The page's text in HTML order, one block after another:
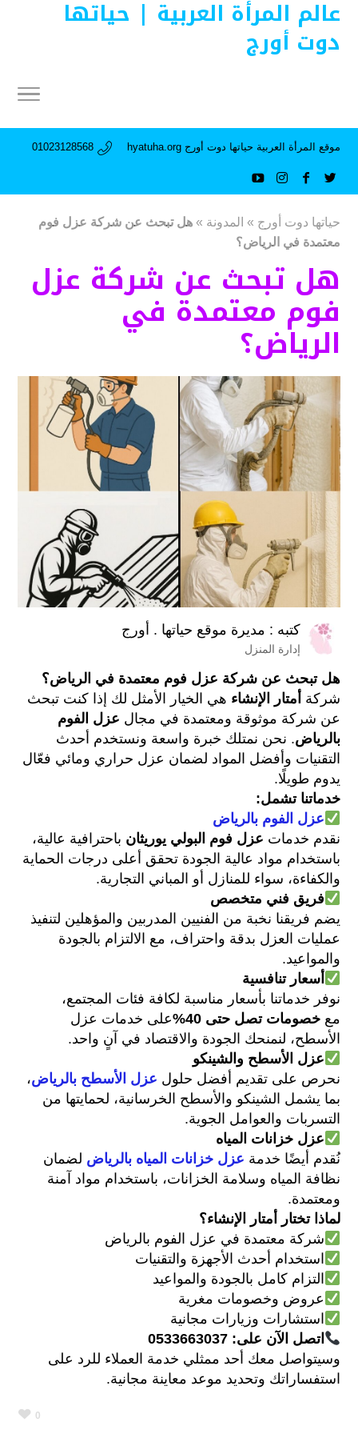
عالم المرأة العربية | حياتها
دوت أورج
موقع المرأة العربية حياتها دوت أورج hyatuha.org 01023128568
حياتها دوت أورج » المدونة » هل تبحث عن شركة عزل فوم
معتمدة في الرياض؟
هل تبحث عن شركة عزل
فوم معتمدة في
الرياض؟
كتبه : مديرة موقع حياتها . أورج
إدارة المنزل
هل تبحث عن شركة عزل فوم معتمدة في الرياض؟
شركة أمتار الإنشاء هي الخيار الأمثل لك إذا كنت تبحث
عن شركة موثوقة ومعتمدة في مجال عزل الفوم
بالرياض. نحن نمتلك خبرة واسعة ونستخدم أحدث
التقنيات وأفضل المواد لضمان عزل حراري ومائي فعّال
يدوم طويلًا.
خدماتنا تشمل:
عزل الفوم بالرياض
نقدم خدمات عزل فوم البولي يوريثان باحترافية عالية،
باستخدام مواد عالية الجودة تحقق أعلى درجات الحماية
والكفاءة، سواء للمنازل أو المباني التجارية.
فريق فني متخصص
يضم فريقنا نخبة من الفنيين المدربين والمؤهلين لتنفيذ
عمليات العزل بدقة واحتراف، مع الالتزام بالجودة
والمواعيد.
أسعار تنافسية
نوفر خدماتنا بأسعار مناسبة لكافة فئات المجتمع،
مع خصومات تصل حتى 40 %على خدمات عزل
الأسطح، لنمنحك الجودة والاقتصاد في آنٍ واحد.
عزل الأسطح والشينكو
نحرص على تقديم أفضل حلول عزل الأسطح بالرياض،
بما يشمل الشينكو والأسطح الخرسانية، لحمايتها من
التسربات والعوامل الجوية.
عزل خزانات المياه
نُقدم أيضًا خدمة عزل خزانات المياه بالرياض لضمان
نظافة المياه وسلامة الخزانات، باستخدام مواد آمنة
ومعتمدة.
لماذا تختار أمتار الإنشاء؟
شركة معتمدة في عزل الفوم بالرياض
استخدام أحدث الأجهزة والتقنيات
التزام كامل بالجودة والمواعيد
عروض وخصومات مغرية
استشارات وزيارات مجانية
اتصل الآن على: 0533663037
وسيتواصل معك أحد ممثلي خدمة العملاء للرد على
استفساراتك وتحديد موعد معاينة مجانية.
0